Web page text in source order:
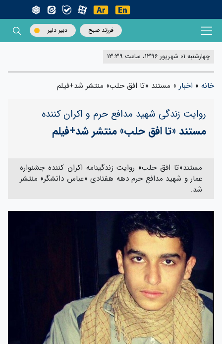
فرزند صبح دبیر دلیر
چهارشنبه 01 شهریور 1396، ساعت 13:39
خانه » اخبار » مستند «تا افق حلب» منتشر شد+فیلم
روایت زندگی شهید مدافع حرم و اکران کننده
مستند «تا افق حلب» منتشر شد+فیلم
مستند«تا افق حلب» روایت زندگینامه اکران کننده جشنواره
عمار و شهید مدافع حرم دهه هفتادی «عباس دانشگر» منتشر
شد.